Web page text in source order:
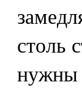
столь
нужны